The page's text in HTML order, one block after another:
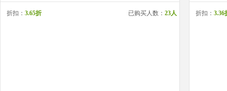
折扣： 3.65折 已购买人数： 23人 折扣： 3.36